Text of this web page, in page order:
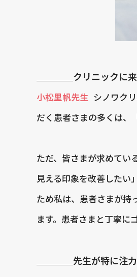
＿＿＿＿クリニックに
小松里帆先生
シノワク
だく患者さまの多くは、
ただ、皆さまが求めてい
見える印象を改善したい
ため私は、患者さまが持
ます。患者さまと丁寧に
＿＿＿＿先生が特に注